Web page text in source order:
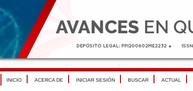
INICIO ACERCA DE INICIAR SESIÓN BUSCAR ACTUAL